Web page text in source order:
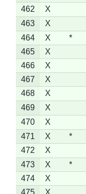
462
X
463
X
464
X *
465
X
466
X
467
X
468
X
469
X
470
X
471
X *
472
X
473
X *
474
X
475
X